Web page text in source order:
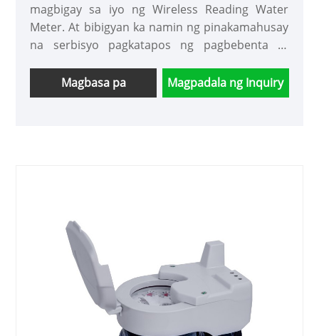
magbigay sa iyo ng Wireless Reading Water
Meter. At bibigyan ka namin ng pinakamahusay
na serbisyo pagkatapos ng pagbebenta at
Magbasa pa
Magpadala ng Inquiry